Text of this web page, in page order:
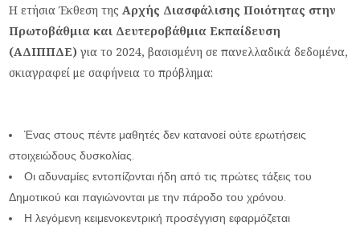
Η ετήσια Έκθεση τηςΑρχής Διασφάλισης Ποιότητας στην
Πρωτοβάθμια και Δευτεροβάθμια Εκπαίδευση
(ΑΔΙΠΠΔΕ)για το 2024, βασισμένη σε πανελλαδικά δεδομένα,
σκιαγραφεί με σαφήνεια το πρόβλημα:
Ένας στους πέντε μαθητές δεν κατανοεί ούτε ερωτήσεις
στοιχειώδους δυσκολίας.
Οι αδυναμίες εντοπίζονται ήδη από τις πρώτες τάξεις του
Δημοτικού και παγιώνονται με την πάροδο του χρόνου.
Η λεγόμενη κειμενοκεντρική προσέγγιση εφαρμόζεται